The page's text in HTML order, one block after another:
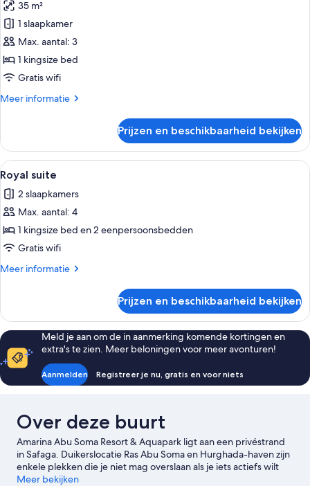
eenpersoonsbedden,
uitzicht
op
zee
Superior
kamer,
1
twee-
of
2
op
zwembad
laden
35 m²
1 slaapkamer
Max. aantal: 3
1 kingsize bed
Gratis wifi
Meer informatie
Meer
kamer,
twee-
2
eenpersoonsbedden,
op
zwembad
Prijzen en beschikbaarheid bekijken
Alle
foto's
voor
Royal
suite
laden
Royal suite | Een minibar, een kluis
11
Royal suite
2 slaapkamers
Max. aantal: 4
1 kingsize bed en 2 eenpersoonsbedden
Gratis wifi
Meer informatie
Meer
suite
Prijzen en beschikbaarheid bekijken
Meld je aan om de in aanmerking komende kortingen en
extra's te zien. Meer beloningen voor meer avonturen!
Aanmelden Registreer je nu, gratis en voor niets
Over deze buurt
Amarina Abu Soma Resort & Aquapark ligt aan een privéstrand
in Safaga. Duikerslocatie Ras Abu Soma en Hurghada-haven zijn
enkele plekken die je niet mag overslaan als je iets actiefs wilt
doen. Zij die liever de populaire bezienswaardigheden van de
Meer bekijken